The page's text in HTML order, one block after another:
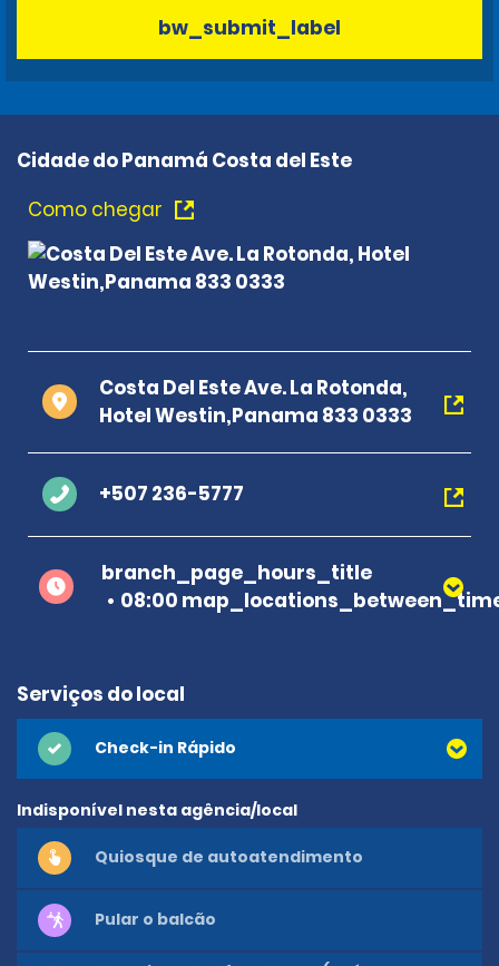
bw_submit_label
Cidade do Panamá Costa del Este
Como chegar
Costa Del Este Ave. La Rotonda,
Hotel Westin,Panama 833 0333
+507 236-5777
branch_page_hours_title
08:00
Serviços do local
Check-in Rápido
Indisponível nesta agência/local
Quiosque de autoatendimento
Pular o balcão